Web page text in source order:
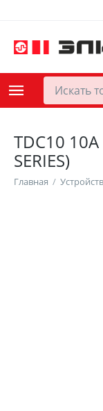
TDC10 10A
SERIES)
Главная /